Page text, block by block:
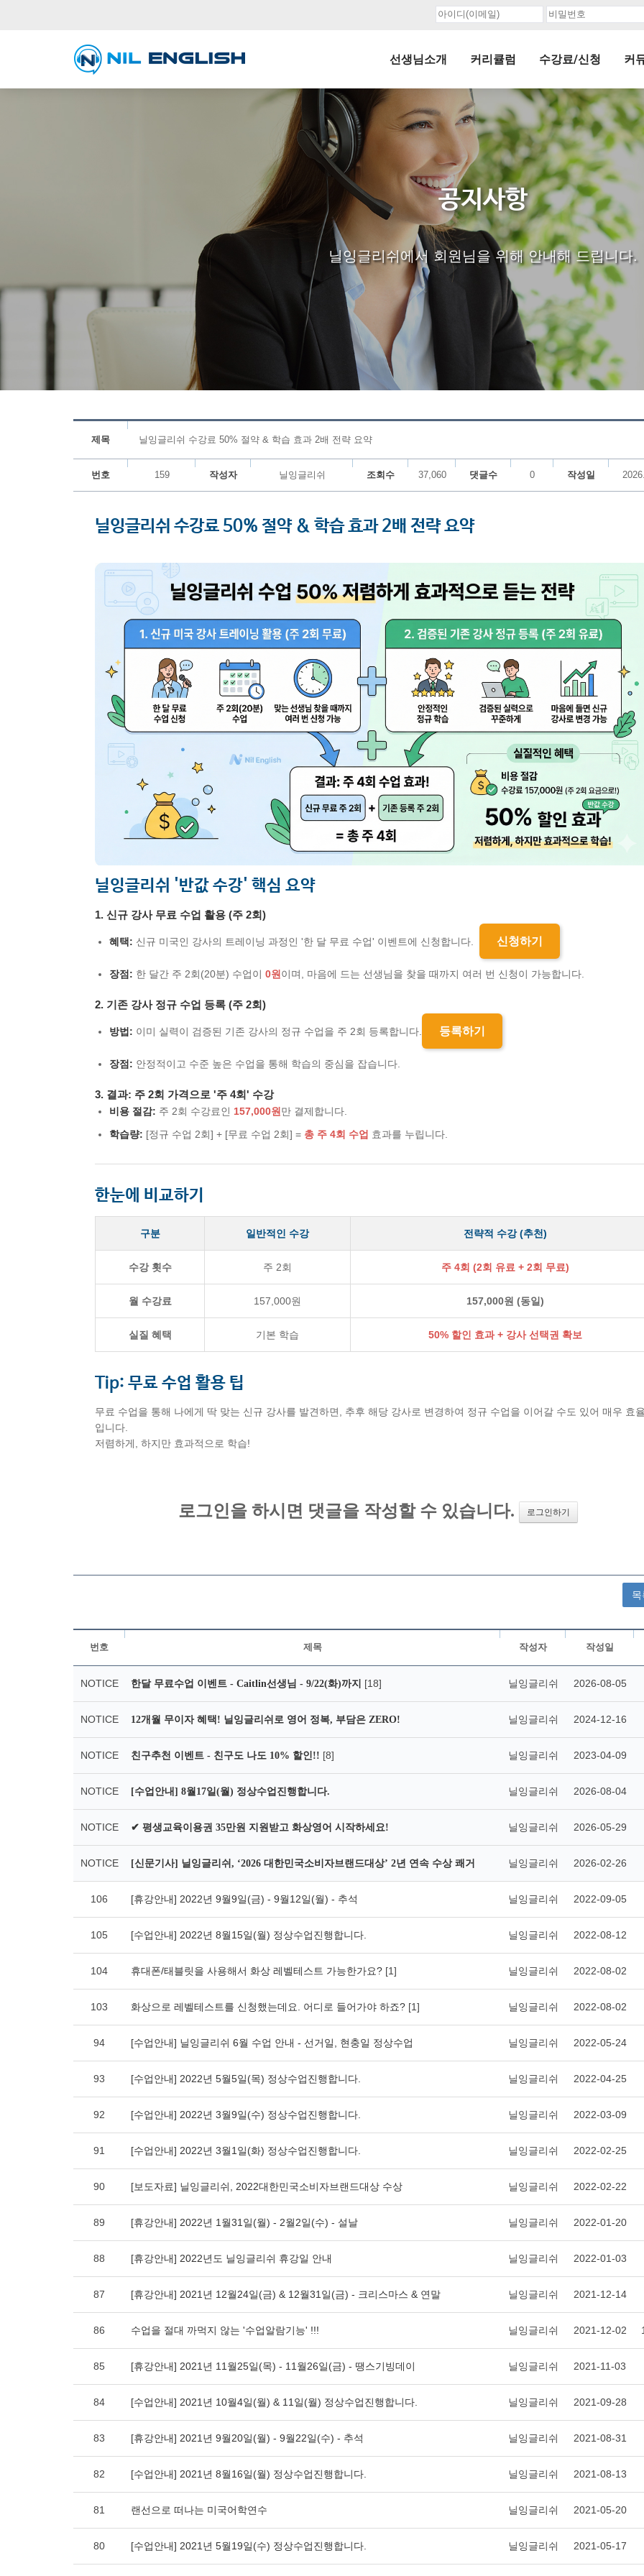
선생님소개 커리큘럼 수강료/신청 커
공지사항
닐잉글리쉬에서 회원님을 위해 안내해 드립니다.
제목 닐잉글리쉬 수강료 50% 절약 & 학습 효과 2배 전략 요약
번호 159 작성자 닐잉글리쉬 조회수 37,060 댓글수 0 작성일
닐잉글리쉬 수강료 50% 절약 & 학습 효과 2배 전략 요약
닐잉글리쉬 '반값 수강' 핵심 요약
1. 신규 강사 무료 수업 활용 (주 2회)
혜택: 신규 미국인 강사의 트레이닝 과정인 '한 달 무료 수업' 이벤트에 신청합니다. 신청하기
장점: 한 달간 주 2회(20분) 수업이 0원 이며, 마음에 드는 선생님을 찾을 때까지 여러 번 신청이 가능합니다.
2. 기존 강사 정규 수업 등록 (주 2회)
방법: 이미 실력이 검증된 기존 강사의 정규 수업을 주 2회 등록합니다. 등록하기
장점: 안정적이고 수준 높은 수업을 통해 학습의 중심을 잡습니다.
3. 결과: 주 2회 가격으로 '주 4회' 수강
비용 절감: 주 2회 수강료인 157,000원 만 결제합니다.
학습량: [정규 수업 2회] + [무료 수업 2회] = 총 주 4회 수업 효과를 누립니다.
한눈에 비교하기
구분 일반적인 수강 전략적 수강 (추천)
수강 횟수 주 2회 주 4회 (2회 유료 + 2회 무료)
월 수강료 157,000원 157,000원 (동일)
실질 혜택 기본 학습 50% 할인 효과 + 강사 선택권 확보
Tip: 무료 수업 활용 팁
무료 수업을 통해 나에게 딱 맞는 신규 강사를 발견하면, 추후 해당 강사로 변경하여 정규 수업을 이어갈 수도 있어 매우 효
입니다.
저렴하게, 하지만 효과적으로 학습!
목